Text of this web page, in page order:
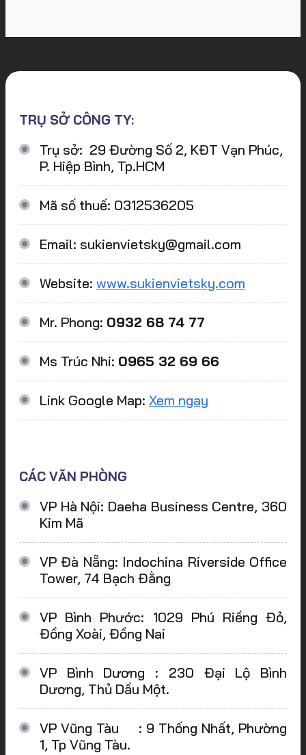
TRỤ SỞ CÔNG TY:
Trụ sở: 29 Đường Số 2, KĐT Vạn Phúc,
P. Hiệp Bình, Tp.HCM
Mã số thuế: 0312536205
Email: sukienvietsky@gmail.com
Website: www.sukienvietsky.com
Mr. Phong: 0932 68 74 77
Ms Trúc Nhi: 0965 32 69 66
Link Google Map: Xem ngay
CÁC VĂN PHÒNG
VP Hà Nội: Daeha Business Centre, 360
Kim Mã
VP Đà Nẵng: Indochina Riverside Office
Tower, 74 Bạch Đằng
VP Bình Phước: 1029 Phú Riềng Đỏ,
Đồng Xoài, Đồng Nai
VP Bình Dương : 230 Đại Lộ Bình
Dương, Thủ Dầu Một.
VP Vũng Tàu : 9 Thống Nhất, Phường
1, Tp Vũng Tàu.